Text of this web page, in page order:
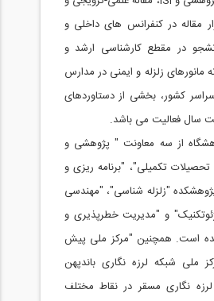
مقاله در کنفرانس های داخلی و
در مقطع کارشناسی ارشد و
مانورهای زلزله و ایمنی در مدارس
کشور، بخشی از دستاوردهای
سال فعالیت می باشد.
از سه معاونت " پژوهشی و
تکمیلی"، "برنامه ریزی و
"زلزله شناسی"، "مهندسی
و "مدیریت خطرپذیری و
است. همچنین "مرکز ملی پیش
ملی شبکه لرزه نگاری باندپهن
نگاری مسقر در نقاط مختلف